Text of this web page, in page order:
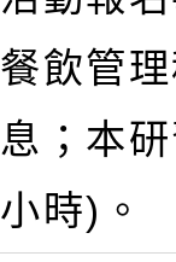
餐飲管
息；本
小時)。